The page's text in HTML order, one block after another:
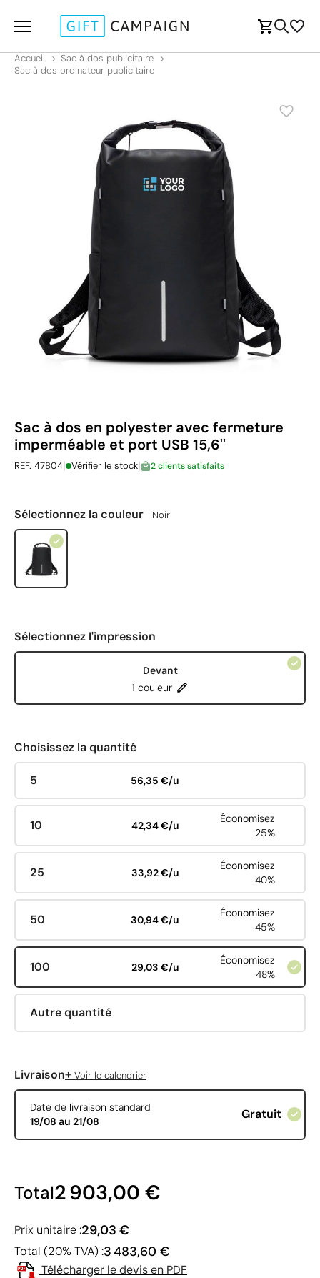
Accueil
Sac à dos publicitaire
Sac à dos ordinateur publicitaire
Sac à dos en polyester avec fermeture
imperméable et port USB 15,6''
REF. 47804| Vérifier le stock| 2 clients satisfaits
Sélectionnez la couleur Noir
Sélectionnez l'impression
Devant
1 couleur
Choisissez la quantité
5 56,35 €/u
10 42,34 €/u
Économisez
25%
25 33,92 €/u
Économisez
40%
50 30,94 €/u
Économisez
45%
100 29,03 €/u
Économisez
48%
Autre quantité
Livraison+ Voir le calendrier
Date de livraison standard
19/08 au 21/08
Gratuit
Total2 903,00 €
Prix unitaire :29,03 €
Total (20% TVA) :3 483,60 €
Télécharger le devis en PDF